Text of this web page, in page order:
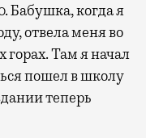
Бабушка, когда я
отвела меня во
Там я начал
пошел в школу
теперь